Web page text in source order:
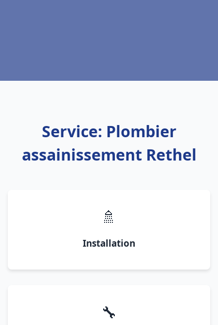
Service: Plombier
assainissement Rethel
🚿
Installation
🔧